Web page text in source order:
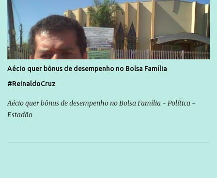
Aécio quer bônus de desempenho no Bolsa Família
#ReinaldoCruz
Aécio quer bônus de desempenho no Bolsa Família - Política -
Estadão